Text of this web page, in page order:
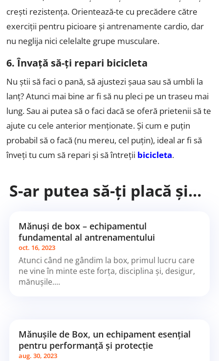
crești rezistența. Orientează-te cu precădere către
exerciții pentru picioare și antrenamente cardio, dar
nu neglija nici celelalte grupe musculare.
6. Învață să-ți repari bicicleta
Nu știi să faci o pană, să ajustezi șaua sau să umbli la
lanț? Atunci mai bine ar fi să nu pleci pe un traseu mai
lung. Sau ai putea să o faci dacă se oferă prietenii să te
ajute cu cele anterior menționate. Și cum e puțin
probabil să o facă (nu mereu, cel puțin), ideal ar fi să
înveți tu cum să repari și să întreții bicicleta.
S-ar putea să-ți placă și…
Mănuși de box – echipamentul
fundamental al antrenamentului
oct. 16, 2023
Atunci când ne gândim la box, primul lucru care
ne vine în minte este forța, disciplina și, desigur,
mănușile....
Mănușile de Box, un echipament esențial
pentru performanță și protecție
aug. 30, 2023